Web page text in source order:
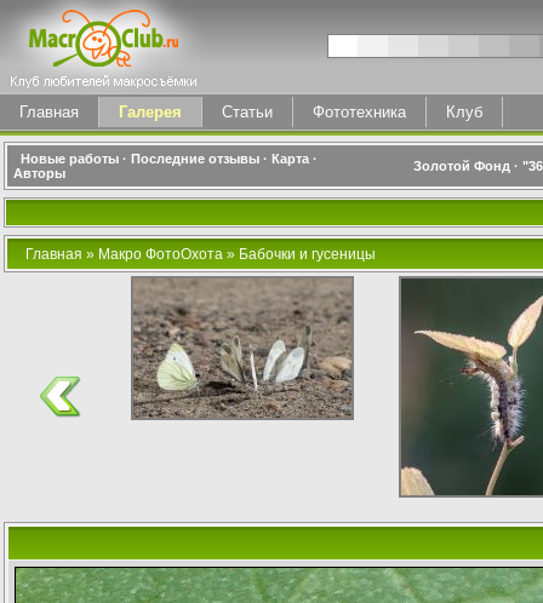
Главная Галерея Статьи Фототехника Клуб
Новые работы · Последние отзывы · Карта ·
Авторы
Золотой Фонд ·
Главная » Макро ФотоОхота » Бабочки и гусеницы